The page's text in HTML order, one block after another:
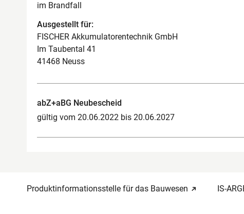
im Brandfall
Ausgestellt für:
FISCHER Akkumulatorentechnik GmbH
Im Taubental 41
41468 Neuss
abZ+aBG Neubescheid
gültig vom 20.06.2022 bis 20.06.2027
Produktinformationsstelle für das Bauwesen IS-